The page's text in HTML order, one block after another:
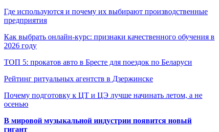
Где используются и почему их выбирают производственные
предприятия
Как выбрать онлайн-курс: признаки качественного обучения в
2026 году
ТОП 5: прокатов авто в Бресте для поездок по Беларуси
Рейтинг ритуальных агентств в Дзержинске
Почему подготовку к ЦТ и ЦЭ лучше начинать летом, а не
осенью
В мировой музыкальной индустрии появится новый
гигант